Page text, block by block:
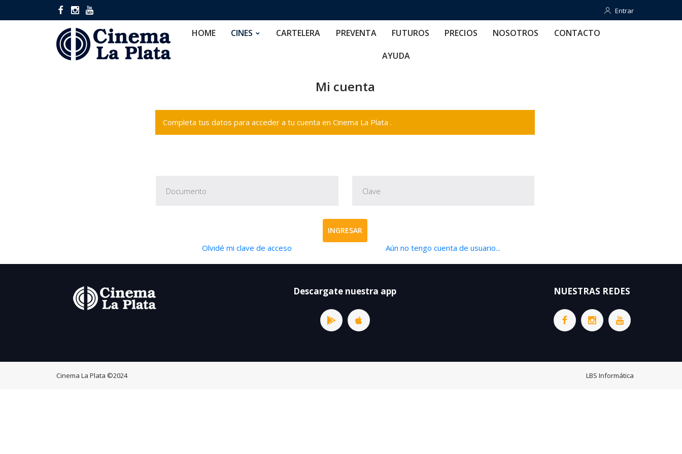
Entrar
Entrar
HOME CINES CARTELERA PREVENTA FUTUROS PRECIOS NOSOTROS CONTACTO
AYUDA
Mi cuenta
Completa tus datos para acceder a tu cuenta en Cinema La Plata .
INGRESAR
Olvidé mi clave de acceso Aún no tengo cuenta de usuario...
Descargate nuestra app NUESTRAS REDES
Cinema La Plata ©2024 LBS Informática